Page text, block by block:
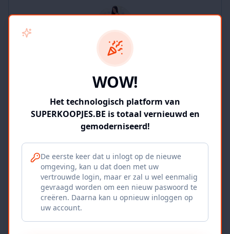
SUPERKOOPJES.BE
Geverifieerd
Iepers Kwartier
Ieper, BE
WOW!
Het technologisch platform van
SUPERKOOPJES.BE is totaal vernieuwd en
gemoderniseerd!
De eerste keer dat u inlogt op de nieuwe
omgeving, kan u dat doen met uw
vertrouwde login, maar er zal u wel eenmalig
gevraagd worden om een nieuw paswoord te
creëren. Daarna kan u opnieuw inloggen op
uw account.